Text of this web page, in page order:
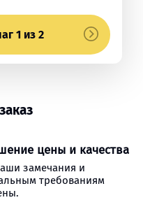
1 из 2
цены и качества
замечания и
требованиям